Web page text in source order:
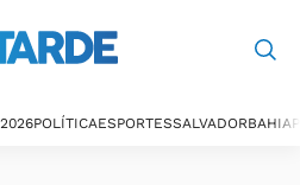
POLÍTICAESPORTESSALVADORBAHIA